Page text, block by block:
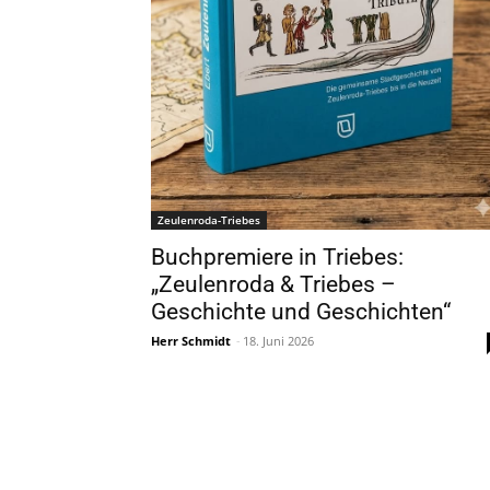
Zeulenroda-Triebes
Buchpremiere in Triebes:
„Zeulenroda & Triebes –
Geschichte und Geschichten“
Herr Schmidt - 18. Juni 2026